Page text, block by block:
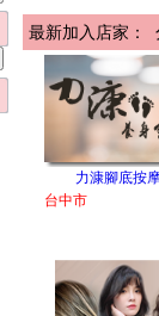
最新加入店家：
力漮腳底按
台中市